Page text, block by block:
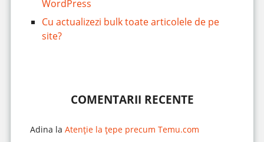
WordPress
Cu actualizezi bulk toate articolele de pe
site?
COMENTARII RECENTE
Adina la Atenție la țepe precum Temu.com